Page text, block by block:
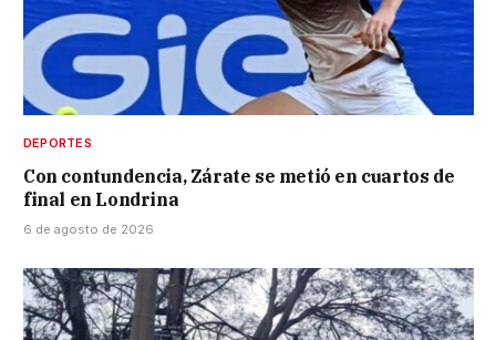
DEPORTES
Con contundencia, Zárate se metió en cuartos de
final en Londrina
6 de agosto de 2026